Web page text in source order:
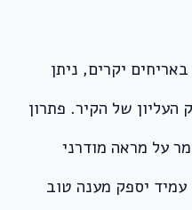
יקרים, ניתן
של הקיר. פתרון
על מראה מודרני
עמיד יספק מענה טוב